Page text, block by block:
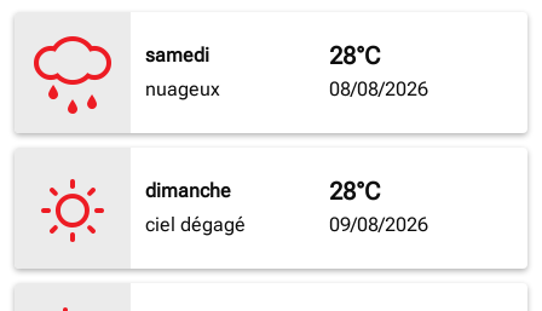
samedi
nuageux
28°C
08/08/2026
dimanche
ciel dégagé
28°C
09/08/2026